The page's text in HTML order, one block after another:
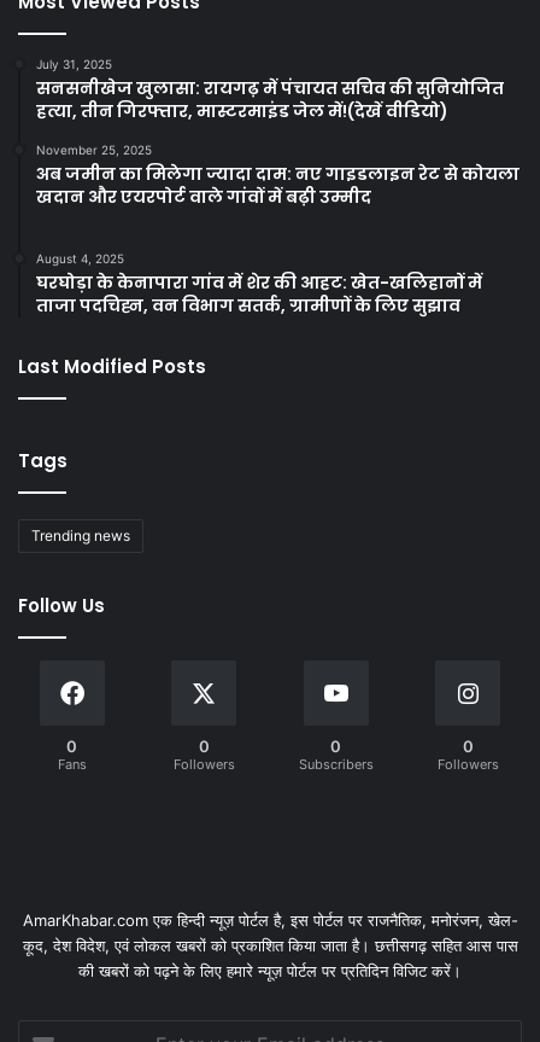
July 31, 2025
सनसनीखेज खुलासा: रायगढ़ में पंचायत सचिव की सुनियोजित
हत्या, तीन गिरफ्तार, मास्टरमाइंड जेल में!(देखें वीडियो)
November 25, 2025
अब जमीन का मिलेगा ज्यादा दाम: नए गाइडलाइन रेट से कोयला
खदान और एयरपोर्ट वाले गांवों में बढ़ी उम्मीद
August 4, 2025
घरघोड़ा के केनापारा गांव में शेर की आहट: खेत-खलिहानों में
ताजा पदचिह्न, वन विभाग सतर्क, ग्रामीणों के लिए सुझाव
Last Modified Posts
Tags
Trending news
Follow Us
0
Fans
0
Followers
0
Subscribers
0
Followers
AmarKhabar.com एक हिन्दी न्यूज़ पोर्टल है, इस पोर्टल पर राजनैतिक, मनोरंजन, खेल-
कूद, देश विदेश, एवं लोकल खबरों को प्रकाशित किया जाता है। छत्तीसगढ़ सहित आस पास
की खबरों को पढ़ने के लिए हमारे न्यूज़ पोर्टल पर प्रतिदिन विजिट करें।